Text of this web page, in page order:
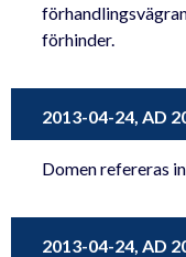
förhinder.
2013-04-24, AD
Domen refereras
2013-04-24, AD